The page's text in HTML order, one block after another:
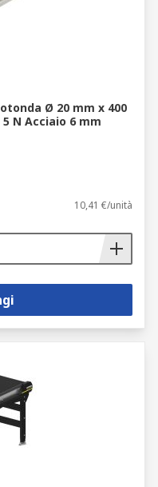
Ø 20 mm x 400
N Acciaio 6 mm
10,41 €/unità